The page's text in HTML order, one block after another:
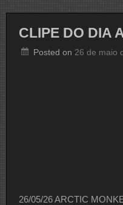
CLIPE DO DIA
Posted on 26 de maio
26/05/26 ARCTIC